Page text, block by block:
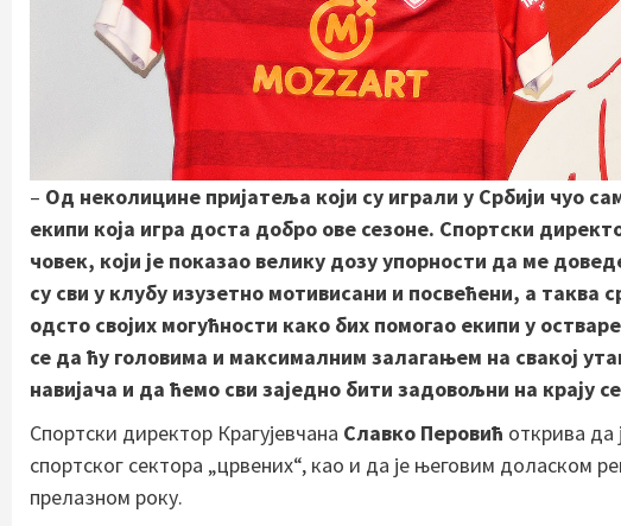
– Од неколицине пријатеља који су играли у Србији чуо
екипи која игра доста добро ове сезоне. Спортски
човек, који је показао велику дозу упорности да ме
су сви у клубу изузетно мотивисани и посвећени, а
одсто својих могућности како бих помогао екипи у
се да ћу головима и максималним залагањем на свакој
навијача и да ћемо сви заједно бити задовољни на крају
Спортски директор Крагујевчана Славко Перовић открива да
спортског сектора „црвених“, као и да је његовим доласком
прелазном року.